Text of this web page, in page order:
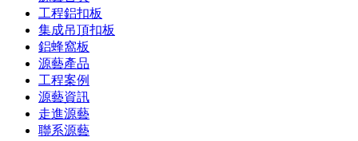
工程鋁扣板
集成吊頂扣板
鋁蜂窩板
源藝產品
工程案例
源藝資訊
走進源藝
聯系源藝